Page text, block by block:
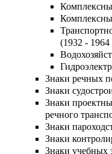
(1932 - 1964
Знаки речных
Знаки
Знаки
речного
Знаки
Знаки
Знаки учебных